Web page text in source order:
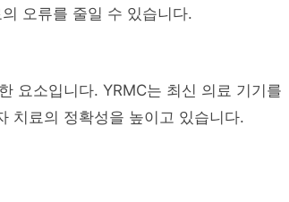
오류를 줄일 수 있습니다.
요소입니다. YRMC는 최신 의료 기기를
치료의 정확성을 높이고 있습니다.